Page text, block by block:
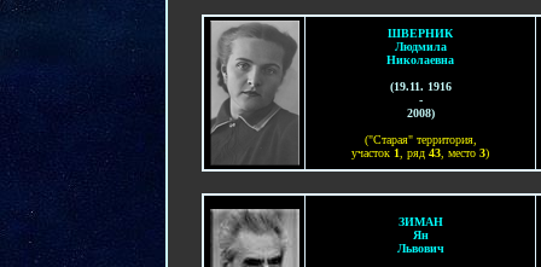
ШВЕРНИК
Людмила
Николаевна
(19.11. 1916
-
2008)
("Старая" территория,
участок 1, ряд 43, место 3)
ЗИМАН
Ян
Львович